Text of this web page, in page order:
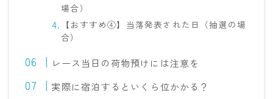
場合）
【おすすめ④】当落発表された日（抽選の場
合）
レース当日の荷物預けには注意を
実際に宿泊するといくら位かかる？